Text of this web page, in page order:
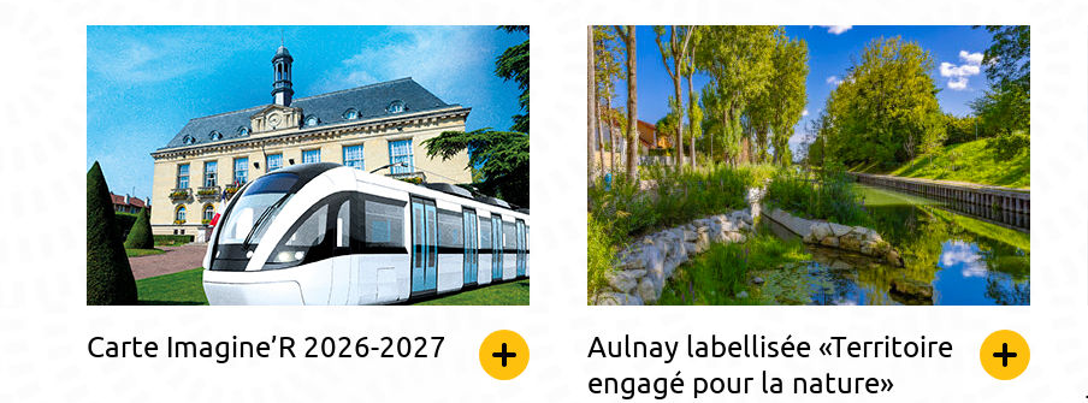
Carte Imagine’R 2026-2027
Aulnay labellisée «Territoire
engagé pour la nature»